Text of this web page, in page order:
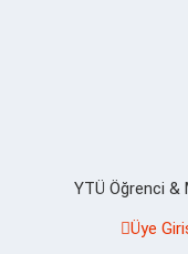
YTÜ Öğrenci
Üye